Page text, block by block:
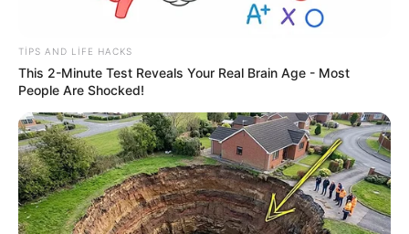
TIPS AND LIFE HACKS
This 2-Minute Test Reveals Your Real Brain Age - Most
People Are Shocked!